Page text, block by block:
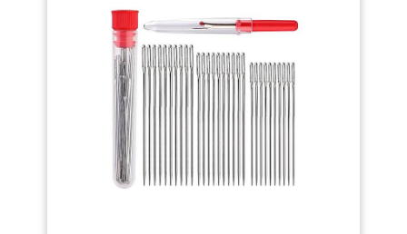
fonction de vos besoins.
【Large Utilisation】
L'ensemble d'aiguilles à
coudre est très approprié pour
les projets de tricot et de
crochet, ils sont très solides, ils
peuvent facilement traverser
le tissu, en plus des tissus à
coudre, ces aiguilles à coudre
conviennent également pour
coudre du cuir, des sacs à
main, des portefeuilles, des
ceintures, jeans, etc 【Facile à
Ranger】 Lorsque vous avez